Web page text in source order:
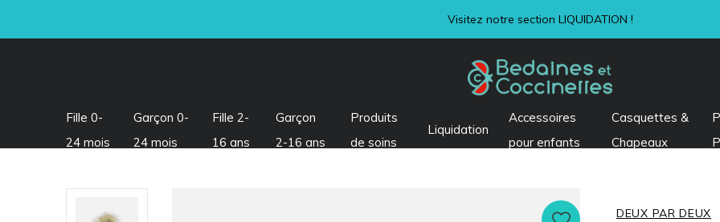
Fille 0-
24 mois
Garçon 0-
24 mois
Fille 2-
16 ans
Garçon
2-16 ans
Produits
de soins
Liquidation
Accessoires
pour enfants
Casquettes &
Chapeaux
Visitez notre section LIQUIDATION !
DEUX PAR DEUX